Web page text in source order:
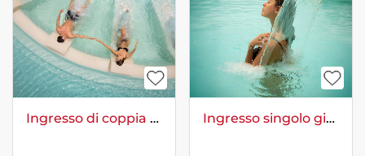
Ingresso di coppia giornaliero Terme di Chianciano Theia Ingresso singolo giornaliero Terme di Chianciano Theia